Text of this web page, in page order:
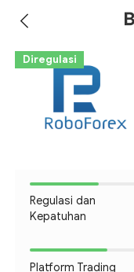
Diregulasi
Regulasi dan
Kepatuhan
Platform Trading